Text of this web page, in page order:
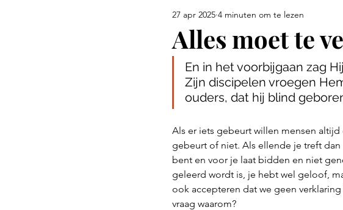
Buitenaards leven en de Schepping
Alles moet te
27 apr 2025 4 minuten om te lezen
En in het voorbijgaan zag
Zijn discipelen vroegen
ouders, dat hij blind
Als er iets gebeurt willen mensen
gebeurt of niet. Als ellende je treft
bent en voor je laat bidden en niet
geleerd wordt is, je hebt wel geloof,
ook accepteren dat we geen
vraag waarom?